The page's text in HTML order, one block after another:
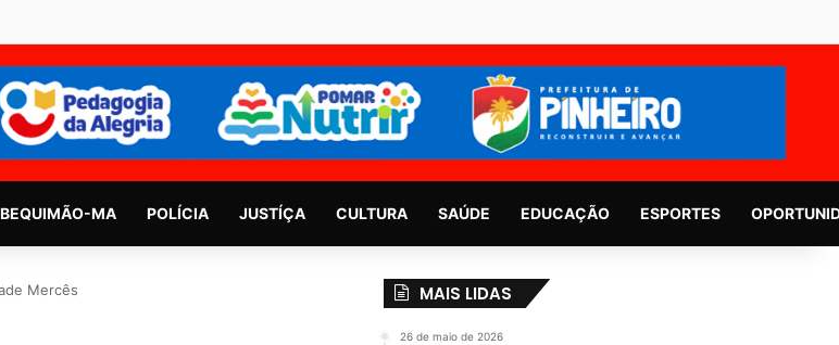
BEQUIMÃO-MA POLÍCIA JUSTÍÇA CULTURA SAÚDE EDUCAÇÃO ESPORTES
Mercês MAIS LIDAS
26 de maio de 2026